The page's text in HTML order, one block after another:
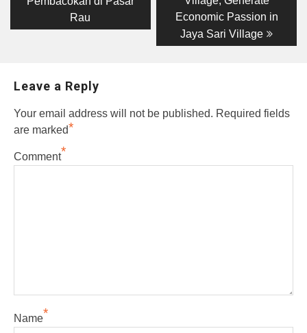
Rau
Economic Passion in
Jaya Sari Village
Leave a Reply
Your email address will not be published. Required fields
are marked*
Comment*
Name*